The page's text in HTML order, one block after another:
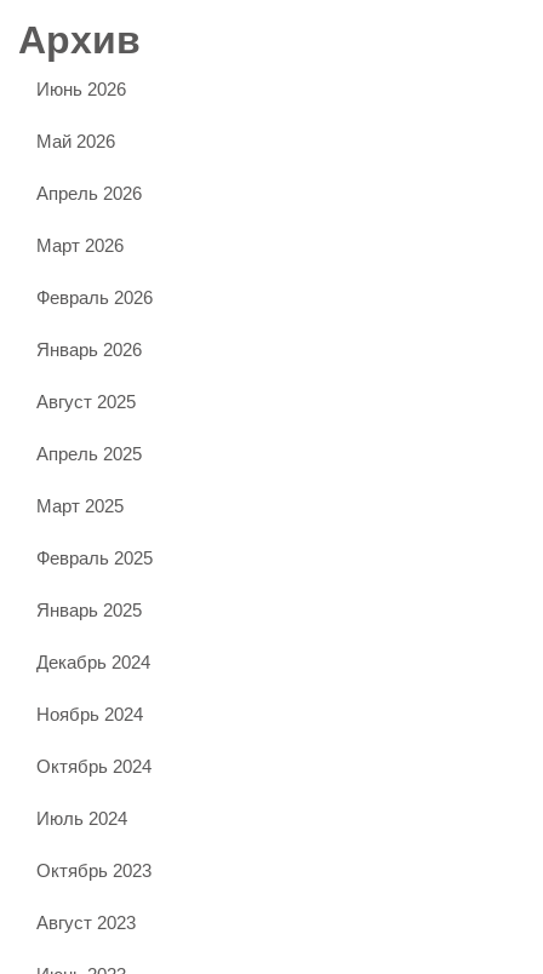
Архив
Июнь 2026
Май 2026
Апрель 2026
Март 2026
Февраль 2026
Январь 2026
Август 2025
Апрель 2025
Март 2025
Февраль 2025
Январь 2025
Декабрь 2024
Ноябрь 2024
Октябрь 2024
Июль 2024
Октябрь 2023
Август 2023